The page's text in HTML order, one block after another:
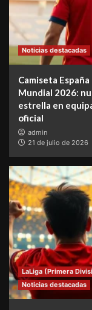
Noticias destacadas
Camiseta España
Mundial 2026:
estrella en
oficial
admin
21 de julio de 2026
LaLiga (Primera
Noticias destacadas